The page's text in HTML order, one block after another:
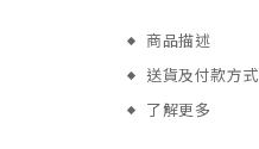
商品描述
送貨及付款方式
了解更多